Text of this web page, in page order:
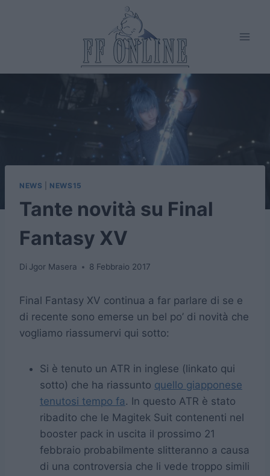
NEWS NEWS15
Tante novità su Final
Fantasy XV
Di Jgor Masera 8 Febbraio 2017
Final Fantasy XV continua a far parlare di se e
di recente sono emerse un bel po’ di novità che
vogliamo riassumervi qui sotto:
Si è tenuto un ATR in inglese (linkato qui
sotto) che ha riassunto quello giapponese
tenutosi tempo fa. In questo ATR è stato
ribadito che le Magitek Suit contenenti nel
booster pack in uscita il prossimo 21
febbraio probabilmente slitteranno a causa
di una controversia che li vede troppo simili